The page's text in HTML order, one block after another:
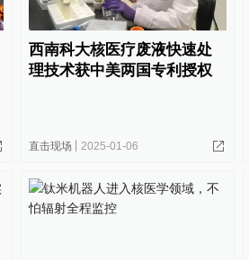
西南科大核医疗废液快速处
理技术获中美两国专利授权
直击现场 2025-01-06